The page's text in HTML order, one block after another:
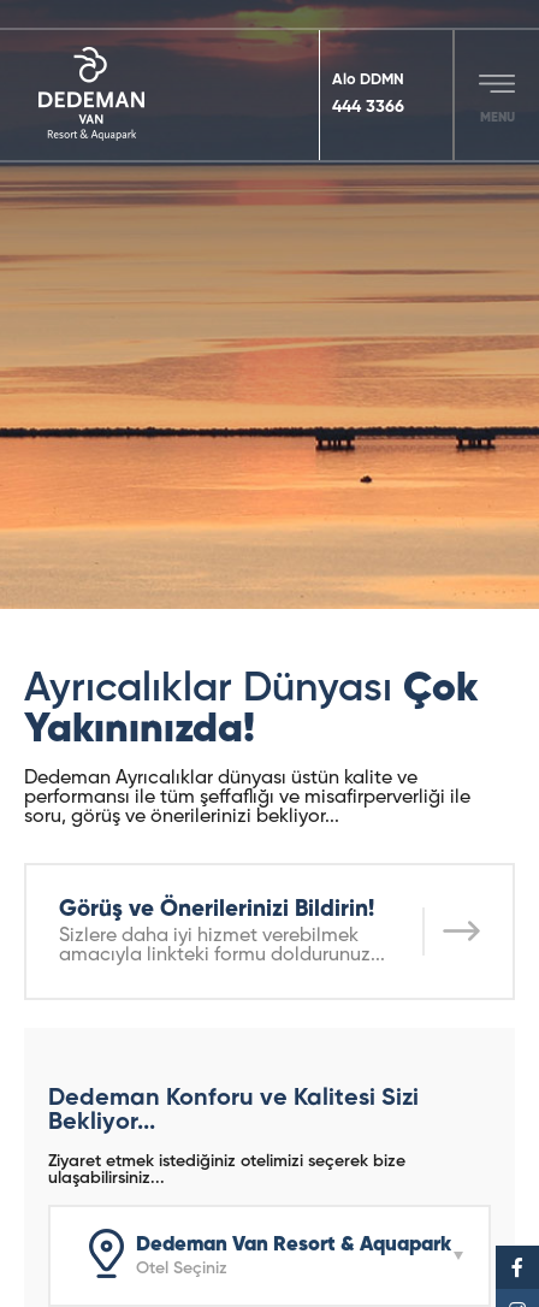
Alo DDMN
444 3366
MENU
Ayrıcalıklar Dünyası Çok
Yakınınızda!
Dedeman Ayrıcalıklar dünyası üstün kalite ve
performansı ile tüm şeffaflığı ve misafirperverliği ile
soru, görüş ve önerilerinizi bekliyor...
Görüş ve Önerilerinizi Bildirin!
Sizlere daha iyi hizmet verebilmek
amacıyla linkteki formu doldurunuz...
Dedeman Konforu ve Kalitesi Sizi
Bekliyor...
Ziyaret etmek istediğiniz otelimizi seçerek bize
ulaşabilirsiniz...
Dedeman Van Resort & Aquapark
Otel Seçiniz